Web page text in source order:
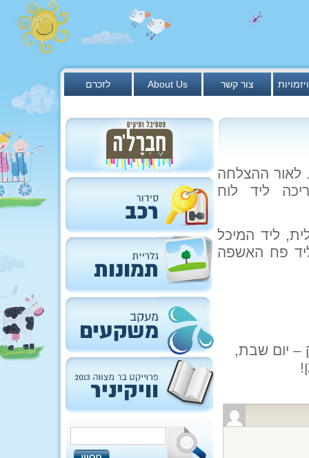
לזכרם About Us צור קשר
זכוכית. לאור ההצלחה
ליד לוח
ליד המיכל
פח האשפה
יום שבת,